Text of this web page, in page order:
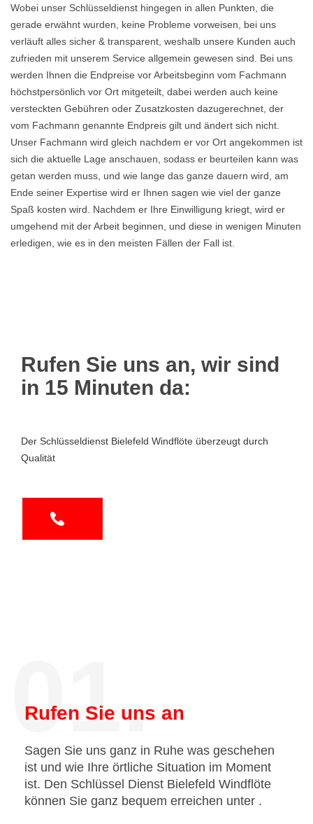
Wobei unser Schlüsseldienst hingegen in allen Punkten, die
gerade erwähnt wurden, keine Probleme vorweisen, bei uns
verläuft alles sicher & transparent, weshalb unsere Kunden auch
zufrieden mit unserem Service allgemein gewesen sind. Bei uns
werden Ihnen die Endpreise vor Arbeitsbeginn vom Fachmann
höchstpersönlich vor Ort mitgeteilt, dabei werden auch keine
versteckten Gebühren oder Zusatzkosten dazugerechnet, der
vom Fachmann genannte Endpreis gilt und ändert sich nicht.
Unser Fachmann wird gleich nachdem er vor Ort angekommen ist
sich die aktuelle Lage anschauen, sodass er beurteilen kann was
getan werden muss, und wie lange das ganze dauern wird, am
Ende seiner Expertise wird er Ihnen sagen wie viel der ganze
Spaß kosten wird. Nachdem er Ihre Einwilligung kriegt, wird er
umgehend mit der Arbeit beginnen, und diese in wenigen Minuten
erledigen, wie es in den meisten Fällen der Fall ist.
Rufen Sie uns an, wir sind
in 15 Minuten da:
Der Schlüsseldienst Bielefeld Windflöte überzeugt durch
Qualität
01.
Rufen Sie uns an
Sagen Sie uns ganz in Ruhe was geschehen
ist und wie Ihre örtliche Situation im Moment
ist. Den Schlüssel Dienst Bielefeld Windflöte
können Sie ganz bequem erreichen unter .